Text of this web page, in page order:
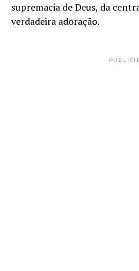
supremacia de Deus, da
verdadeira adoração.